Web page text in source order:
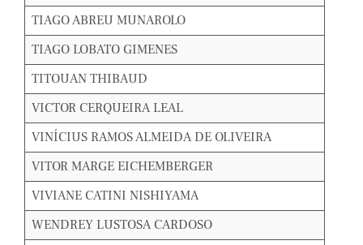
TIAGO ABREU MUNAROLO
TIAGO LOBATO GIMENES
TITOUAN THIBAUD
VICTOR CERQUEIRA LEAL
VINÍCIUS RAMOS ALMEIDA DE OLIVEIRA
VITOR MARGE EICHEMBERGER
VIVIANE CATINI NISHIYAMA
WENDREY LUSTOSA CARDOSO